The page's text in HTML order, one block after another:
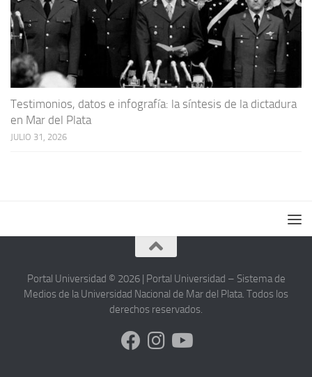
Testimonios, datos e infografía: la síntesis de la dictadura
en Mar del Plata
JULIO 31, 2026
Portal Universidad © 2026 | Portal Universidad – Sistema de
Medios de la Universidad Nacional de Mar del Plata. Todos los
derechos reservados.